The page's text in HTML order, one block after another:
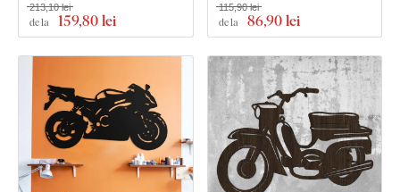
de la 159,80 lei
213,10 lei
de la 86,90 lei
115,90 lei